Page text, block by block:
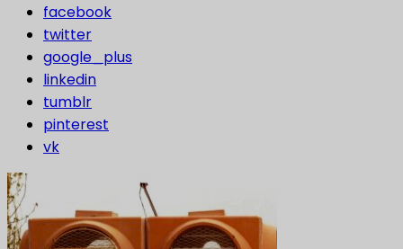
facebook
twitter
google_plus
linkedin
tumblr
pinterest
vk